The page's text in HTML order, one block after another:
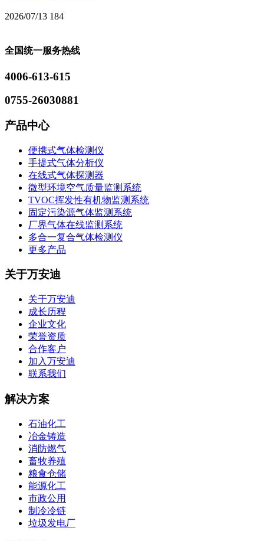
2026/07/13 184
全国统一服务热线
4006-613-615
0755-26030881
产品中心
便携式气体检测仪
手提式气体分析仪
在线式气体探测器
微型环境空气质量监测系统
TVOC挥发性有机物监测系统
固定污染源气体监测系统
厂界气体在线监测系统
多合一复合气体检测仪
更多产品
关于万安迪
关于万安迪
成长历程
企业文化
荣誉资质
合作客户
加入万安迪
联系我们
解决方案
石油化工
冶金铸造
消防燃气
畜牧养殖
粮食仓储
能源化工
市政公用
制冷冷链
垃圾发电厂